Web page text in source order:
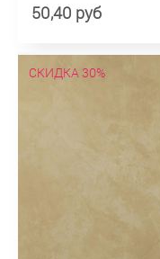
50,40 руб
СКИДКА 30%